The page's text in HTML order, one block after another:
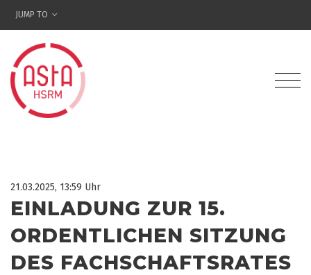
JUMP TO
21.03.2025, 13:59 Uhr
EINLADUNG ZUR 15.
ORDENTLICHEN SITZUNG
DES FACHSCHAFTSRATES